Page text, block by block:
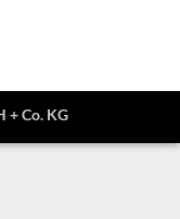
+ Co. KG